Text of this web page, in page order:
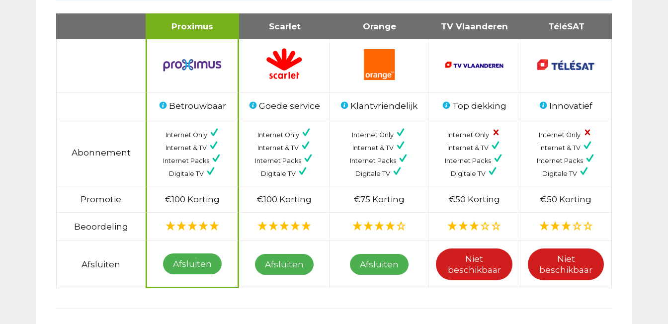
Proximus Scarlet Orange TV Vlaanderen TéléSAT
Betrouwbaar Goede service Klantvriendelijk Top dekking Innovatief
Abonnement
Internet Only
Internet & TV
Internet Packs
Digitale TV
Internet Only
Internet & TV
Internet Packs
Digitale TV
Internet Only
Internet & TV
Internet Packs
Digitale TV
Internet Only
Internet & TV
Internet Packs
Digitale TV
Internet Only
Internet & TV
Internet Packs
Digitale TV
Promotie €100 Korting €100 Korting €75 Korting €50 Korting €50 Korting
Beoordeling
Afsluiten Afsluiten Afsluiten Afsluiten
Niet
beschikbaar
Niet
beschikbaar